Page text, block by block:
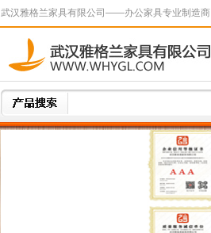
武汉雅格兰家具有限公司——办公家具专业制造商